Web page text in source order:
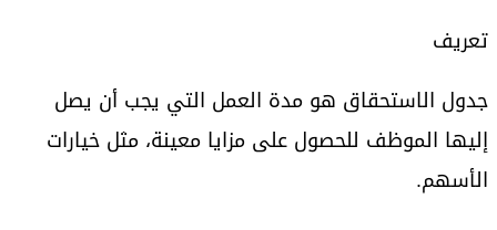
تعريف
جدول الاستحقاق هو مدة العمل التي يجب أن يصل
إليها الموظف للحصول على مزايا معينة، مثل خيارات
الأسهم.